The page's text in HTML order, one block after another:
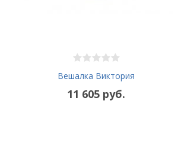
Вешалка Виктория
11 605 руб.